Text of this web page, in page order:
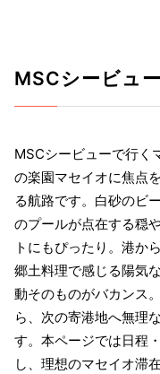
MSCシービュ
MSCシービューで行く
の楽園マセイオに焦点
る航路です。白砂のビ
のプールが点在する穏
トにもぴったり。港か
郷土料理で感じる陽気
動そのものがバカンス
ら、次の寄港地へ無理
す。本ページでは日程
し、理想のマセイオ滞